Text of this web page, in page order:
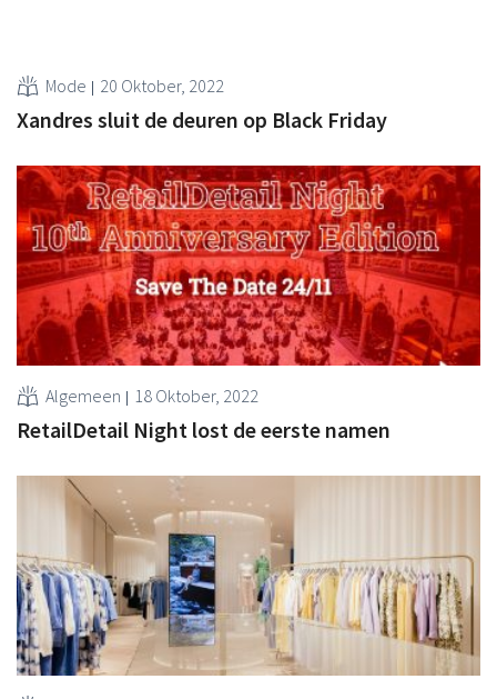
Mode 20 Oktober, 2022
Xandres sluit de deuren op Black Friday
Algemeen 18 Oktober, 2022
RetailDetail Night lost de eerste namen